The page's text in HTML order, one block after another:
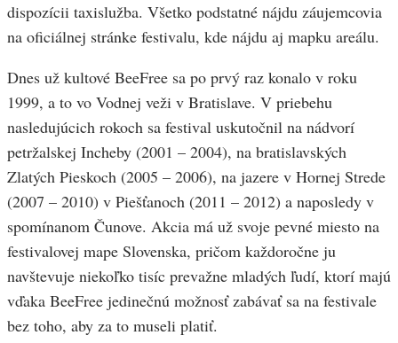
dispozícii taxislužba. Všetko podstatné nájdu záujemcovia
na oficiálnej stránke festivalu, kde nájdu aj mapku areálu.
Dnes už kultové BeeFree sa po prvý raz konalo v roku
1999, a to vo Vodnej veži v Bratislave. V priebehu
nasledujúcich rokoch sa festival uskutočnil na nádvorí
petržalskej Incheby (2001 – 2004), na bratislavských
Zlatých Pieskoch (2005 – 2006), na jazere v Hornej Strede
(2007 – 2010) v Piešťanoch (2011 – 2012) a naposledy v
spomínanom Čunove. Akcia má už svoje pevné miesto na
festivalovej mape Slovenska, pričom každoročne ju
navštevuje niekoľko tisíc prevažne mladých ľudí, ktorí majú
vďaka BeeFree jedinečnú možnosť zabávať sa na festivale
bez toho, aby za to museli platiť.